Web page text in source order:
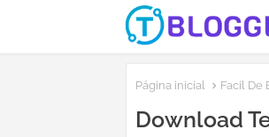
Página inicial Facil De
Download